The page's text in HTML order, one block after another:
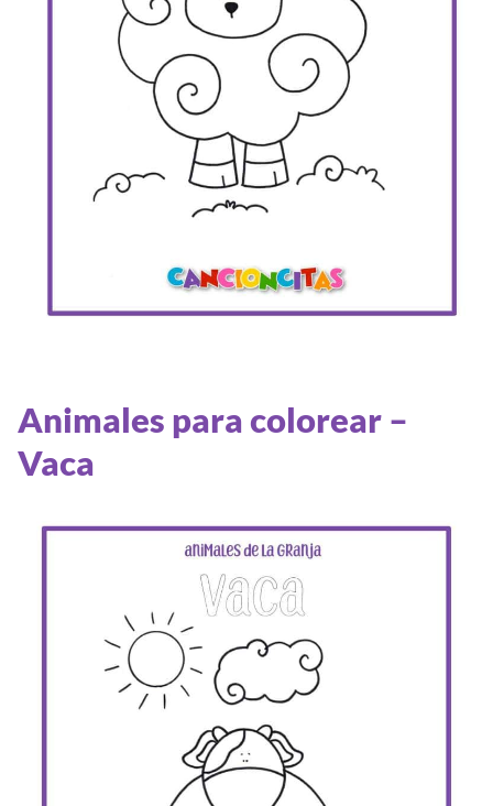
Animales para colorear –
Vaca